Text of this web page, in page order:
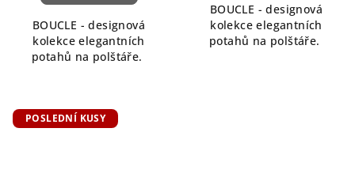
BOUCLE - designová
kolekce elegantních
potahů na polštáře.
BOUCLE - designová
kolekce elegantních
potahů na polštáře.
POSLEDNÍ KUSY